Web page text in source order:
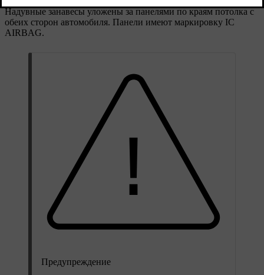
Надувные занавесы уложены за панелями по краям потолка с
обеих сторон автомобиля. Панели имеют маркировку IC
AIRBAG.
Предупреждение